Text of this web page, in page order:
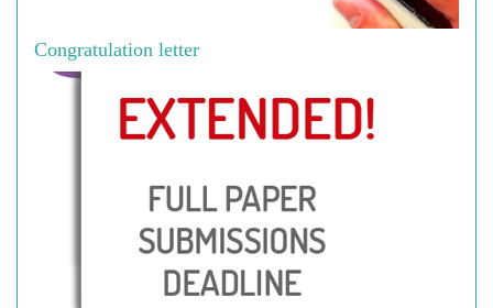
Congratulation letter